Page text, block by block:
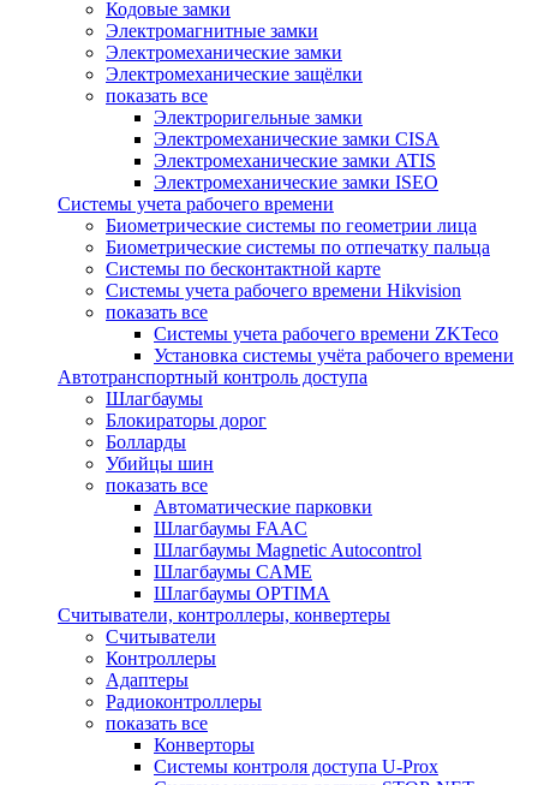
Кодовые замки
Электромагнитные замки
Электромеханические замки
Электромеханические защёлки
показать все
Электроригельные замки
Электромеханические замки CISA
Электромеханические замки ATIS
Электромеханические замки ISEO
Системы учета рабочего времени
Биометрические системы по геометрии лица
Биометрические системы по отпечатку пальца
Системы по бесконтактной карте
Системы учета рабочего времени Hikvision
показать все
Системы учета рабочего времени ZKTeco
Установка системы учёта рабочего времени
Автотранспортный контроль доступа
Шлагбаумы
Блокираторы дорог
Болларды
Убийцы шин
показать все
Автоматические парковки
Шлагбаумы FAAC
Шлагбаумы Magnetic Autocontrol
Шлагбаумы CAME
Шлагбаумы OPTIMA
Считыватели, контроллеры, конвертеры
Считыватели
Контроллеры
Адаптеры
Радиоконтроллеры
показать все
Конверторы
Системы контроля доступа U-Prox